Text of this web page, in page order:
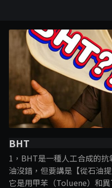
BHT
1，BHT是一種人工合成的
油沒錯，但要講是【從石油
它是用甲苯（Toluene）和